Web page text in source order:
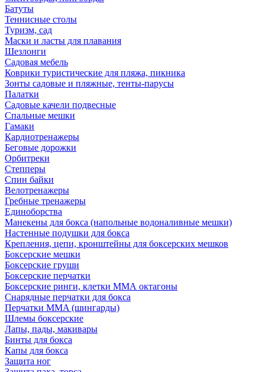
Батуты
Теннисные столы
Туризм, сад
Маски и ласты для плавания
Шезлонги
Садовая мебель
Коврики туристические для пляжа, пикника
Зонты садовые и пляжные, тенты-парусы
Палатки
Садовые качели подвесные
Спальные мешки
Гамаки
Кардиотренажеры
Беговые дорожки
Орбитреки
Степперы
Спин байки
Велотренажеры
Гребные тренажеры
Единоборства
Манекены для бокса (напольные водоналивные мешки)
Настенные подушки для бокса
Крепления, цепи, кронштейны для боксерских мешков
Боксерские мешки
Боксерские груши
Боксерские перчатки
Боксерские ринги, клетки ММА октагоны
Снарядные перчатки для бокса
Перчатки MMA (шингарды)
Шлемы боксерские
Лапы, пады, макивары
Бинты для бокса
Капы для бокса
Защита ног